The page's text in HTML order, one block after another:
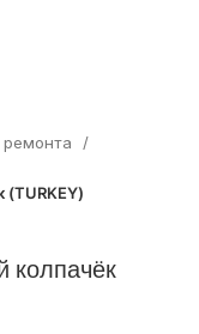
колпачёк